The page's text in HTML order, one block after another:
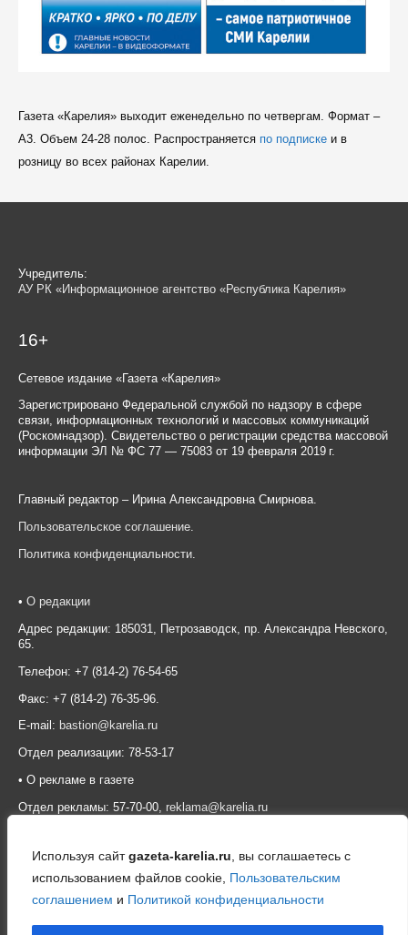
Используя сайтgazeta-karelia.ru , вы соглашаетесь с
использованием файлов cookie, Пользовательским
соглашением и Политикой конфиденциальности
Газета «Карелия» выходит еженедельно по четвергам. Формат –
A3. Объем 24-28 полос. Распространяется по подпискеи в
розницу во всех районах Карелии.
Учредитель:
АУ РК «Информационное агентство «Республика Карелия»
16+
Сетевое издание «Газета «Карелия»
Зарегистрировано Федеральной службой по надзору в сфере
связи, информационных технологий и массовых коммуникаций
(Роскомнадзор). Свидетельство о регистрации средства массовой
информации ЭЛ № ФС 77 — 75083 от 19 февраля 2019 г.
Главный редактор – Ирина Александровна Смирнова.
Пользовательское соглашение
Политика конфиденциальности
• О редакции
Адрес редакции: 185031, Петрозаводск, пр. Александра Невского,
65.
Телефон: +7 (814-2) 76-54-65
Факс: +7 (814-2) 76-35-96.
E-mail: bastion@karelia.ru
Отдел реализации: 78-53-17
• О рекламе в газете
Отдел рекламы: 57-70-00, reklama@karelia.ru